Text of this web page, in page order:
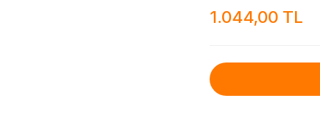
1.044,00 TL